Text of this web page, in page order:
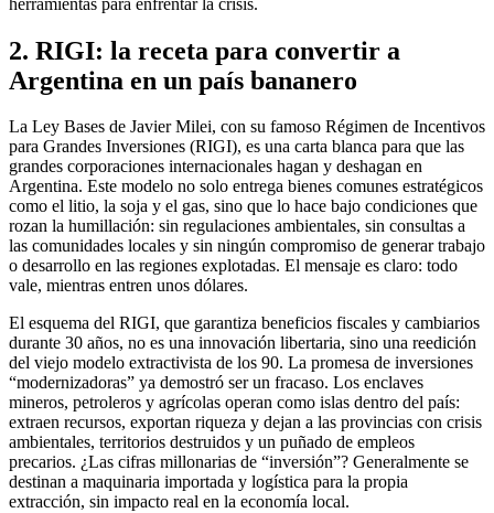
2. RIGI: la receta para convertir a
Argentina en un país bananero
La Ley Bases de Javier Milei, con su famoso Régimen de Incentivos
para Grandes Inversiones (RIGI), es una carta blanca para que las
grandes corporaciones internacionales hagan y deshagan en
Argentina. Este modelo no solo entrega bienes comunes estratégicos
como el litio, la soja y el gas, sino que lo hace bajo condiciones que
rozan la humillación: sin regulaciones ambientales, sin consultas a
las comunidades locales y sin ningún compromiso de generar trabajo
o desarrollo en las regiones explotadas. El mensaje es claro: todo
vale, mientras entren unos dólares.
El esquema del RIGI, que garantiza beneficios fiscales y cambiarios
durante 30 años, no es una innovación libertaria, sino una reedición
del viejo modelo extractivista de los 90. La promesa de inversiones
“modernizadoras” ya demostró ser un fracaso. Los enclaves
mineros, petroleros y agrícolas operan como islas dentro del país:
extraen recursos, exportan riqueza y dejan a las provincias con crisis
ambientales, territorios destruidos y un puñado de empleos
precarios. ¿Las cifras millonarias de “inversión”? Generalmente se
destinan a maquinaria importada y logística para la propia
extracción, sin impacto real en la economía local.